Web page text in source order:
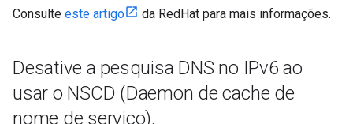
Consulte este artigo da RedHat para mais informações.
Desative a pesquisa DNS no IPv6 ao
usar o NSCD (Daemon de cache de
nome de serviço).